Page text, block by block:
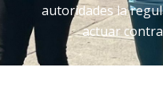
autoridades la
actuar